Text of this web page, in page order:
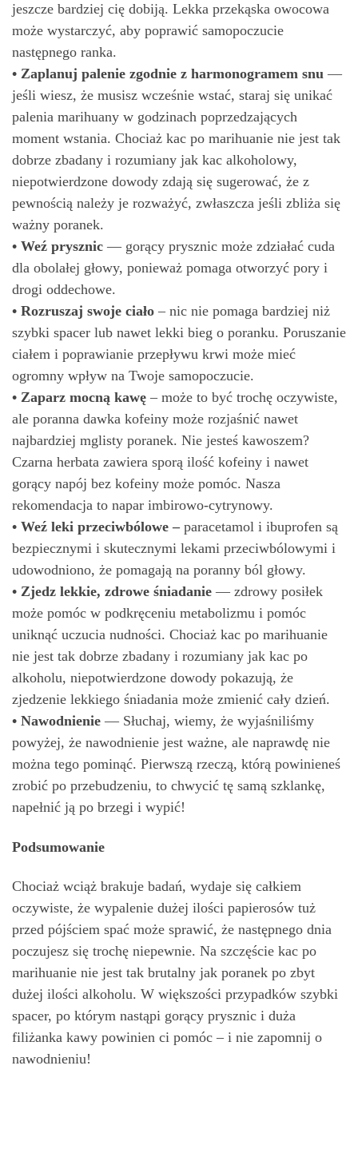
jeszcze bardziej cię dobiją. Lekka przekąska owocowa
może wystarczyć, aby poprawić samopoczucie
następnego ranka.
• Zaplanuj palenie zgodnie z harmonogramem snu —
jeśli wiesz, że musisz wcześnie wstać, staraj się unikać
palenia marihuany w godzinach poprzedzających
moment wstania. Chociaż kac po marihuanie nie jest tak
dobrze zbadany i rozumiany jak kac alkoholowy,
niepotwierdzone dowody zdają się sugerować, że z
pewnością należy je rozważyć, zwłaszcza jeśli zbliża się
ważny poranek.
• Weź prysznic — gorący prysznic może zdziałać cuda
dla obolałej głowy, ponieważ pomaga otworzyć pory i
drogi oddechowe.
• Rozruszaj swoje ciało – nic nie pomaga bardziej niż
szybki spacer lub nawet lekki bieg o poranku. Poruszanie
ciałem i poprawianie przepływu krwi może mieć
ogromny wpływ na Twoje samopoczucie.
• Zaparz mocną kawę – może to być trochę oczywiste,
ale poranna dawka kofeiny może rozjaśnić nawet
najbardziej mglisty poranek. Nie jesteś kawoszem?
Czarna herbata zawiera sporą ilość kofeiny i nawet
gorący napój bez kofeiny może pomóc. Nasza
rekomendacja to napar imbirowo-cytrynowy.
• Weź leki przeciwbólowe – paracetamol i ibuprofen są
bezpiecznymi i skutecznymi lekami przeciwbólowymi i
udowodniono, że pomagają na poranny ból głowy.
• Zjedz lekkie, zdrowe śniadanie — zdrowy posiłek
może pomóc w podkręceniu metabolizmu i pomóc
uniknąć uczucia nudności. Chociaż kac po marihuanie
nie jest tak dobrze zbadany i rozumiany jak kac po
alkoholu, niepotwierdzone dowody pokazują, że
zjedzenie lekkiego śniadania może zmienić cały dzień.
• Nawodnienie — Słuchaj, wiemy, że wyjaśniliśmy
powyżej, że nawodnienie jest ważne, ale naprawdę nie
można tego pominąć. Pierwszą rzeczą, którą powinieneś
zrobić po przebudzeniu, to chwycić tę samą szklankę,
napełnić ją po brzegi i wypić!
Podsumowanie
Chociaż wciąż brakuje badań, wydaje się całkiem
oczywiste, że wypalenie dużej ilości papierosów tuż
przed pójściem spać może sprawić, że następnego dnia
poczujesz się trochę niepewnie. Na szczęście kac po
marihuanie nie jest tak brutalny jak poranek po zbyt
dużej ilości alkoholu. W większości przypadków szybki
spacer, po którym nastąpi gorący prysznic i duża
filiżanka kawy powinien ci pomóc – i nie zapomnij o
nawodnieniu!